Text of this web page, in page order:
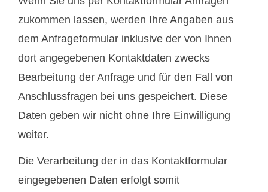
zukommen lassen, werden Ihre Angaben aus
dem Anfrageformular inklusive der von Ihnen
dort angegebenen Kontaktdaten zwecks
Bearbeitung der Anfrage und für den Fall von
Anschlussfragen bei uns gespeichert. Diese
Daten geben wir nicht ohne Ihre Einwilligung
weiter.
Die Verarbeitung der in das Kontaktformular
eingegebenen Daten erfolgt somit